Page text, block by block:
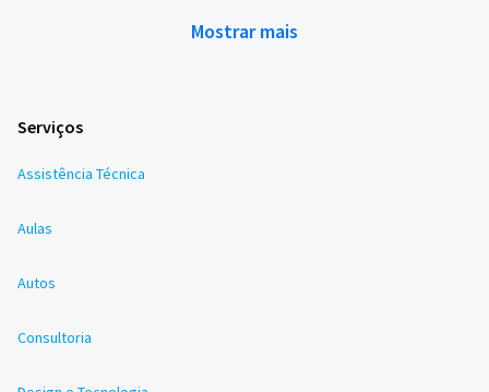
Mostrar mais
Serviços
Assistência Técnica
Aulas
Autos
Consultoria